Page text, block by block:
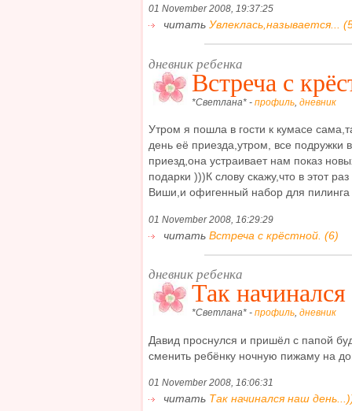
01 November 2008, 19:37:25
читать Увлеклась,называется...
дневник ребенка
Встреча с
*Светлана* - профиль, дневник
Утром я пошла в гости к кумасе
день её приезда,утром, все подружки
приезд,она устраивает нам показ
подарки )))К слову скажу,что в этот
Виши,и офигенный набор для пилинга
01 November 2008, 16:29:29
читать Встреча с крёстной. (6)
дневник ребенка
Так
*Светлана* - профиль, дневник
Давид проснулся и пришёл с папой
сменить ребёнку ночную пижаму на
01 November 2008, 16:06:31
читать Так начинался наш